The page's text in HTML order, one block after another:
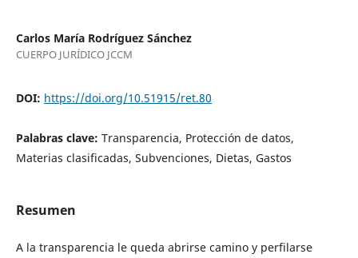
Carlos María Rodríguez Sánchez
CUERPO JURÍDICO JCCM
DOI: https://doi.org/10.51915/ret.80
Palabras clave: Transparencia, Protección de datos,
Materias clasificadas, Subvenciones, Dietas, Gastos
Resumen
A la transparencia le queda abrirse camino y perfilarse